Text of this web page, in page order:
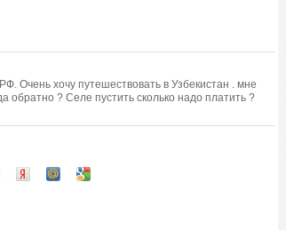
Очень хочу путешествовать в Узбекистан . мне
обратно ? Селе пустить сколько надо платить ?